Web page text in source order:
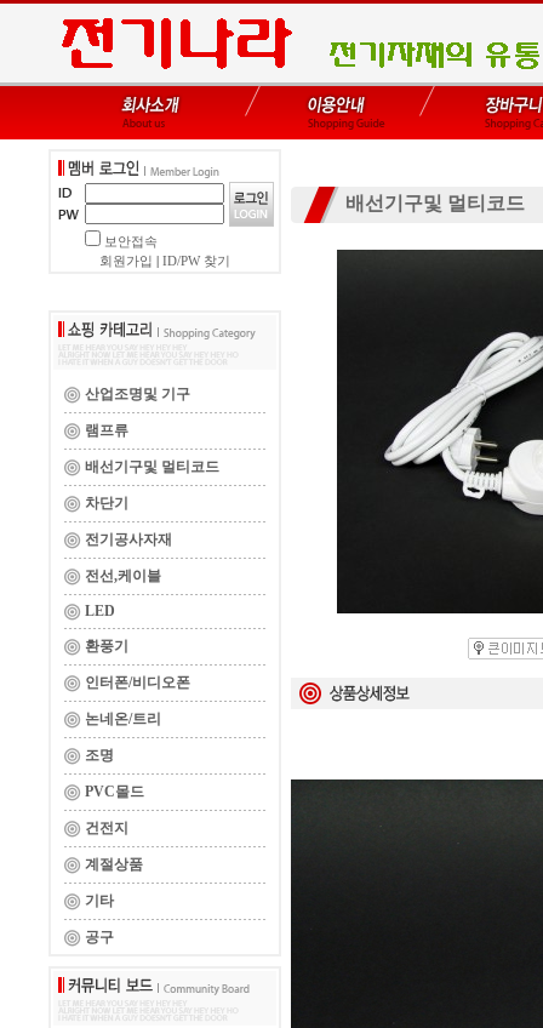
보안접속
회원가입
ID/PW 찾기
산업조명및 기구
램프류
배선기구및 멀티코드
차단기
전기공사자재
전선,케이블
LED
환풍기
인터폰/비디오폰
논네온/트리
조명
PVC몰드
건전지
계절상품
기타
공구
배선기구및 멀티코드